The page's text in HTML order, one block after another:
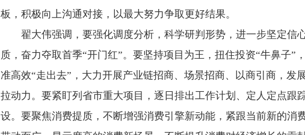
板，积极向上沟通对接，以最大努力争取更好结果。
翟大伟强调，要强化调度分析，科学研判形势，进一步坚定信
质，奋力夺取首季“开门红”。要坚持项目为王，扭住投资“牛鼻子”
准高效“走出去”，大力开展产业链招商、场景招商、以商引商，发
拉动力。要紧盯列省市重大项目，逐日排出工作计划、定人定点跟
设。要聚焦消费提质，不断增强消费引擎新动能，紧跟当前新的消